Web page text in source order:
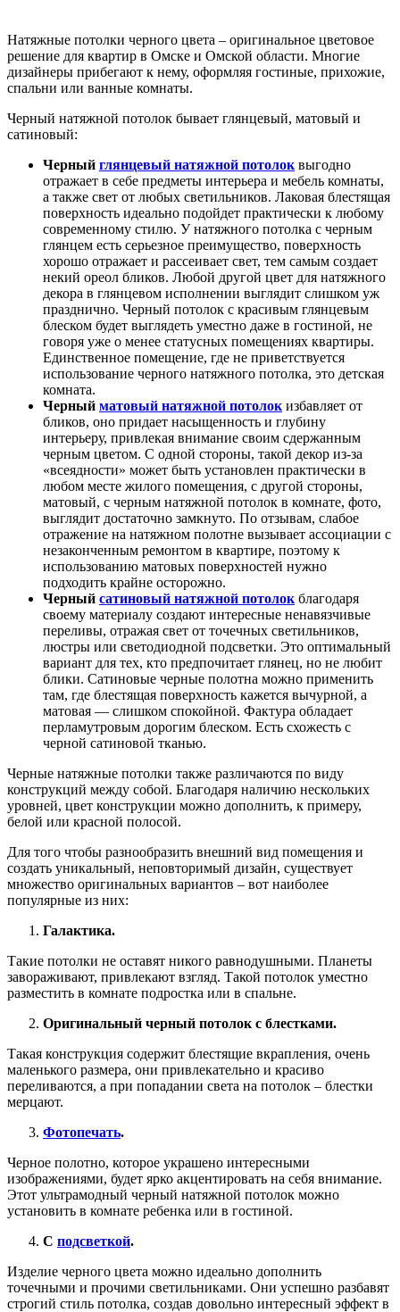
Натяжные потолки черного цвета – оригинальное цветовое
решение для квартир в Омске и Омской области. Многие
дизайнеры прибегают к нему, оформляя гостиные, прихожие,
спальни или ванные комнаты.
Черный натяжной потолок бывает глянцевый, матовый и
сатиновый:
Черный глянцевый натяжной потолок выгодно
отражает в себе предметы интерьера и мебель комнаты,
а также свет от любых светильников. Лаковая блестящая
поверхность идеально подойдет практически к любому
современному стилю. У натяжного потолка с черным
глянцем есть серьезное преимущество, поверхность
хорошо отражает и рассеивает свет, тем самым создает
некий ореол бликов. Любой другой цвет для натяжного
декора в глянцевом исполнении выглядит слишком уж
празднично. Черный потолок с красивым глянцевым
блеском будет выглядеть уместно даже в гостиной, не
говоря уже о менее статусных помещениях квартиры.
Единственное помещение, где не приветствуется
использование черного натяжного потолка, это детская
комната.
Черный матовый натяжной потолок избавляет от
бликов, оно придает насыщенность и глубину
интерьеру, привлекая внимание своим сдержанным
черным цветом. С одной стороны, такой декор из-за
«всеядности» может быть установлен практически в
любом месте жилого помещения, с другой стороны,
матовый, с черным натяжной потолок в комнате, фото,
выглядит достаточно замкнуто. По отзывам, слабое
отражение на натяжном полотне вызывает ассоциации с
незаконченным ремонтом в квартире, поэтому к
использованию матовых поверхностей нужно
подходить крайне осторожно.
Черный сатиновый натяжной потолок благодаря
своему материалу создают интересные ненавязчивые
переливы, отражая свет от точечных светильников,
люстры или светодиодной подсветки. Это оптимальный
вариант для тех, кто предпочитает глянец, но не любит
блики. Сатиновые черные полотна можно применить
там, где блестящая поверхность кажется вычурной, а
матовая — слишком спокойной. Фактура обладает
перламутровым дорогим блеском. Есть схожесть с
черной сатиновой тканью.
Черные натяжные потолки также различаются по виду
конструкций между собой. Благодаря наличию нескольких
уровней, цвет конструкции можно дополнить, к примеру,
белой или красной полосой.
Для того чтобы разнообразить внешний вид помещения и
создать уникальный, неповторимый дизайн, существует
множество оригинальных вариантов – вот наиболее
популярные из них:
Галактика.
Такие потолки не оставят никого равнодушными. Планеты
завораживают, привлекают взгляд. Такой потолок уместно
разместить в комнате подростка или в спальне.
Оригинальный черный потолок с блестками.
Такая конструкция содержит блестящие вкрапления, очень
маленького размера, они привлекательно и красиво
переливаются, а при попадании света на потолок – блестки
мерцают.
Фотопечать.
Черное полотно, которое украшено интересными
изображениями, будет ярко акцентировать на себя внимание.
Этот ультрамодный черный натяжной потолок можно
установить в комнате ребенка или в гостиной.
С подсветкой.
Изделие черного цвета можно идеально дополнить
точечными и прочими светильниками. Они успешно разбавят
строгий стиль потолка, создав довольно интересный эффект в